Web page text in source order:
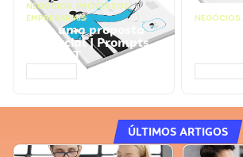
NEGÓCIOS, PROCESSOS
EMPRESARIAIS
Faça uma proposta
comercial | Prompts
ChatGPT
NEGÓCIOS,
ÚLTIMOS ARTIGOS